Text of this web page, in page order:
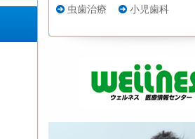
虫歯治療
小児歯科